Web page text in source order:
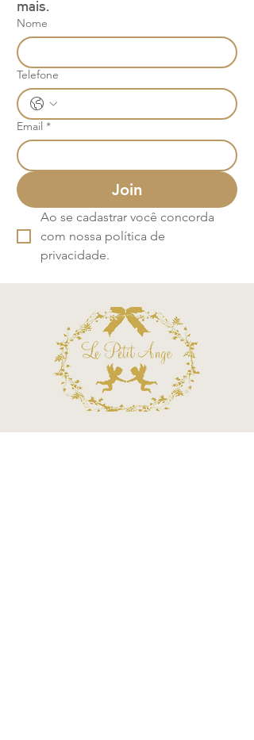
mais.
Nome
Telefone
Email *
Join
Ao se cadastrar você concorda
com nossa política de
privacidade.